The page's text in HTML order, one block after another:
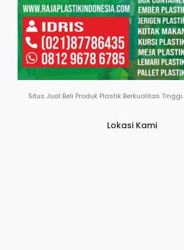
Situs Jual Beli Produk Plastik Berkualitas Tinggi.
Lokasi Kami